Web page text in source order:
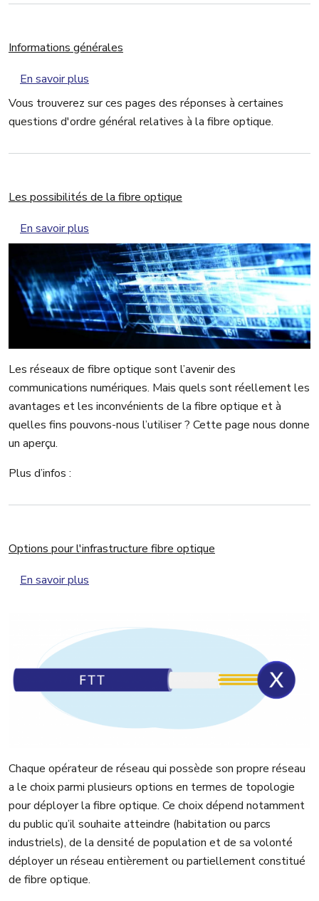
Informations générales
En savoir plus
Vous trouverez sur ces pages des réponses à certaines
questions d'ordre général relatives à la fibre optique.
Les possibilités de la fibre optique
En savoir plus
Les réseaux de fibre optique sont l’avenir des
communications numériques. Mais quels sont réellement les
avantages et les inconvénients de la fibre optique et à
quelles fins pouvons-nous l’utiliser ? Cette page nous donne
un aperçu.
Plus d’infos :
Options pour l'infrastructure fibre optique
En savoir plus
Chaque opérateur de réseau qui possède son propre réseau
a le choix parmi plusieurs options en termes de topologie
pour déployer la fibre optique. Ce choix dépend notamment
du public qu’il souhaite atteindre (habitation ou parcs
industriels), de la densité de population et de sa volonté
déployer un réseau entièrement ou partiellement constitué
de fibre optique.